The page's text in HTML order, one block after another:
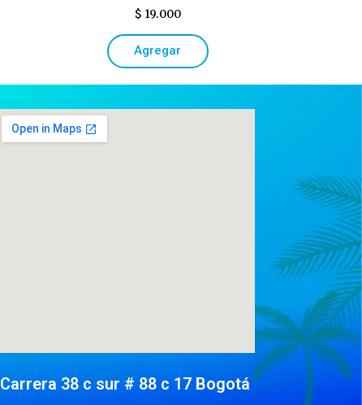
$ 19.000
Agregar
Carrera 38 c sur # 88 c 17 Bogotá